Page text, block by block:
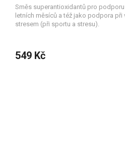
Směs superantioxidantů pro
letních měsíců a též jako podpora při
stresem (při sportu a stresu).
549 Kč